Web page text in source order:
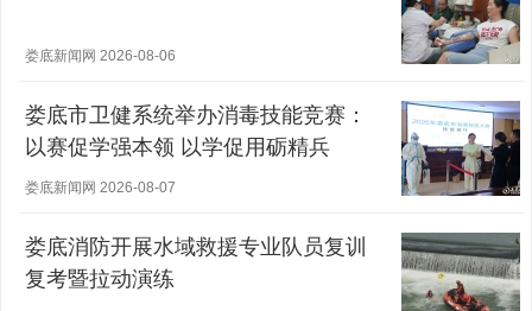
娄底新闻网 2026-08-06
娄底市卫健系统举办消毒技能竞赛：
以赛促学强本领 以学促用砺精兵
娄底新闻网 2026-08-07
娄底消防开展水域救援专业队员复训
复考暨拉动演练